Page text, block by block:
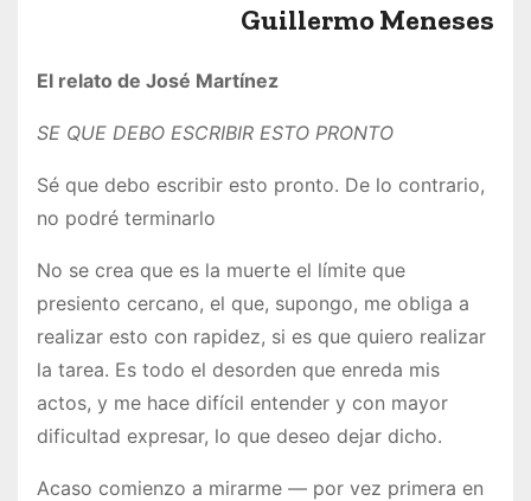
Guillermo Meneses
El relato de José Martínez
SE QUE DEBO ESCRIBIR ESTO PRONTO
Sé que debo escribir esto pronto. De lo contrario,
no podré terminarlo
No se crea que es la muerte el límite que
presiento cercano, el que, supongo, me obliga a
realizar esto con rapidez, si es que quiero realizar
la tarea. Es todo el desorden que enreda mis
actos, y me hace difícil entender y con mayor
dificultad expresar, lo que deseo dejar dicho.
Acaso comienzo a mirarme — por vez primera en